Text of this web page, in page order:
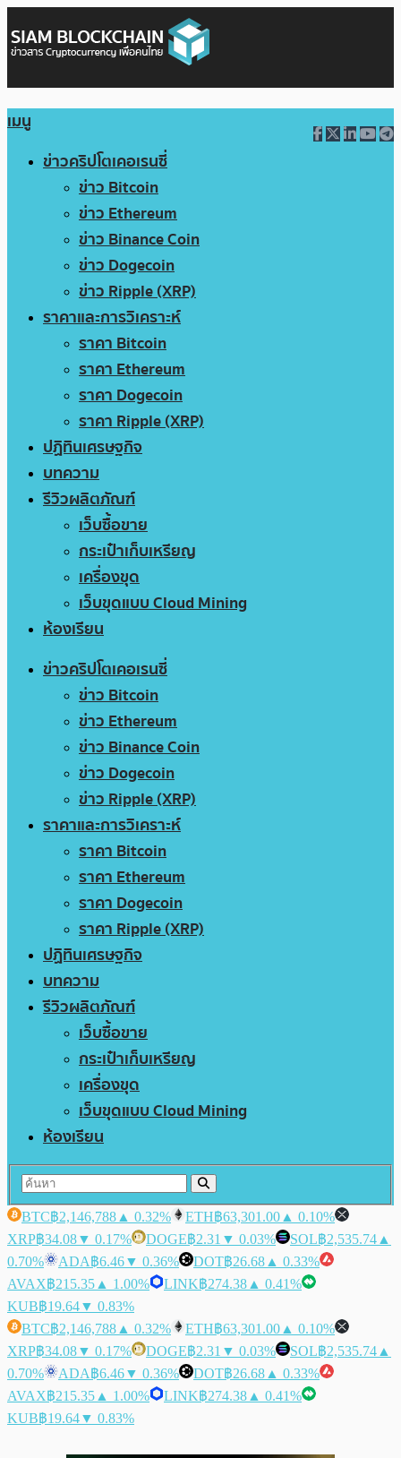
เมนู
ข่าวคริปโตเคอเรนซี่
ข่าว Bitcoin
ข่าว Ethereum
ข่าว Binance Coin
ข่าว Dogecoin
ข่าว Ripple (XRP)
ราคาและการวิเคราะห์
ราคา Bitcoin
ราคา Ethereum
ราคา Dogecoin
ราคา Ripple (XRP)
ปฏิทินเศรษฐกิจ
บทความ
รีวิวผลิตภัณฑ์
เว็บซื้อขาย
กระเป๋าเก็บเหรียญ
เครื่องขุด
เว็บขุดแบบ Cloud Mining
ห้องเรียน
ข่าวคริปโตเคอเรนซี่
ข่าว Bitcoin
ข่าว Ethereum
ข่าว Binance Coin
ข่าว Dogecoin
ข่าว Ripple (XRP)
ราคาและการวิเคราะห์
ราคา Bitcoin
ราคา Ethereum
ราคา Dogecoin
ราคา Ripple (XRP)
ปฏิทินเศรษฐกิจ
บทความ
รีวิวผลิตภัณฑ์
เว็บซื้อขาย
กระเป๋าเก็บเหรียญ
เครื่องขุด
เว็บขุดแบบ Cloud Mining
ห้องเรียน
BTC฿2,146,788 ▲ 0.32% ETH฿63,301.00 ▲ 0.10%
XRP฿34.08▼ 0.17% DOGE฿2.31 ▼ 0.03% SOL฿2,535.74 ▲
0.70%
ADA฿6.46▼ 0.36% DOT฿26.68 ▲ 0.33%
AVAX฿215.35 ▲ 1.00% LINK฿274.38 ▲ 0.41%
KUB฿19.64▼ 0.83%
BTC฿2,146,788 ▲ 0.32% ETH฿63,301.00 ▲ 0.10%
XRP฿34.08▼ 0.17% DOGE฿2.31 ▼ 0.03% SOL฿2,535.74 ▲
0.70%
ADA฿6.46▼ 0.36% DOT฿26.68 ▲ 0.33%
AVAX฿215.35 ▲ 1.00% LINK฿274.38 ▲ 0.41%
KUB฿19.64▼ 0.83%